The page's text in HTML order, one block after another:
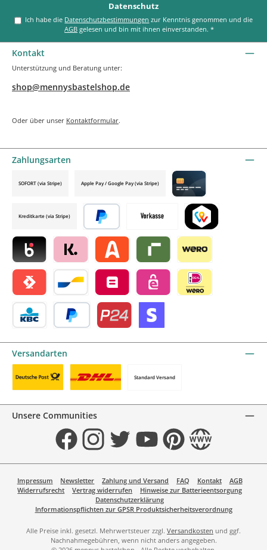
Datenschutz
Ich habe die Datenschutzbestimmungen
AGB gelesen und bin mit ihnen einverstanden.*
Kontakt
Unterstützung und Beratung unter:
shop@mennysbastelshop.de
Oder über unser Kontaktformular.
Zahlungsarten
Vorkasse TWINT by mollie
Blik by mollieKlarna by mollieAlma by mollieRiverty by mollie
Wero
Satispay by mollieBancontact by mollie
Belfius by mollieeps by mollie
SOFORT (via Stripe) Apple Pay / Google Pay (via Stripe)
Credit card by mollie
Kreditkarte (via Stripe)
Später bezahlen
Versandarten
Standard Versand
Unsere Communities
FacebookInstagramTwitter YouTubePinterestWebsite
Impressum Newsletter Zahlung und Versand FAQ Kontakt
AGB
Widerrufsrecht
Vertrag widerrufen
Hinweise zur Batterieentsorgung
Datenschutzerklärung
Informationspflichten zur GPSR Produktsicherheitsverordnung
Alle Preise inkl. gesetzl. Mehrwertsteuer zzgl. Versandkosten und ggf.
Nachnahmegebühren, wenn nicht anders angegeben.